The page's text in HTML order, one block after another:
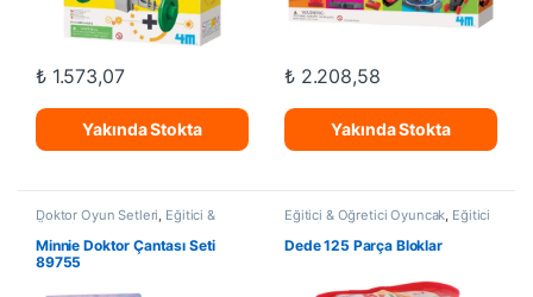
₺1.573,07
Yakında Stokta
₺2.208,58
Yakında Stokta
Doktor Oyun Setleri, Eğitici &
Öğretici Oyuncak
Minnie Doktor Çantası Seti
89755
Eğitici & Öğretici Oyuncak, Eğitici
Blok Setleri
Dede 125 Parça Bloklar